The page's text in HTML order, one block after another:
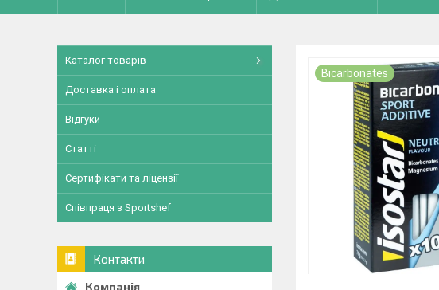
Bicarbonates
Каталог товарів
Доставка і оплата
Відгуки
Статті
Сертифікати та ліцензії
Співпраця з Sportshef
Контакти